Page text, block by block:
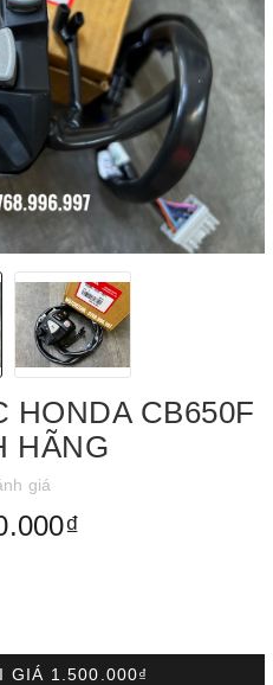
HONDA CB650F
HÃNG
giá
GIÁ 1.500.000₫